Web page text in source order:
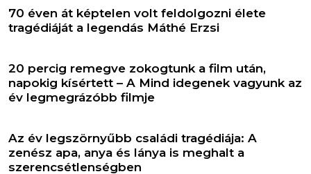
70 éven át képtelen volt feldolgozni élete
tragédiáját a legendás Máthé Erzsi
20 percig remegve zokogtunk a film után,
napokig kísértett – A Mind idegenek vagyunk az
év legmegrázóbb filmje
Az év legszörnyűbb családi tragédiája: A
zenész apa, anya és lánya is meghalt a
szerencsétlenségben